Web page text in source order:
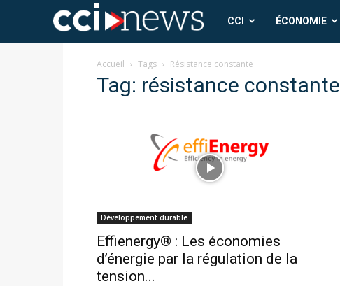
CCI
News
CCI ÉCONOMIE
Accueil Tags Résistance constante
Tag: résistance constante
Développement durable
Effienergy® : Les économies
d’énergie par la régulation de la
tension...